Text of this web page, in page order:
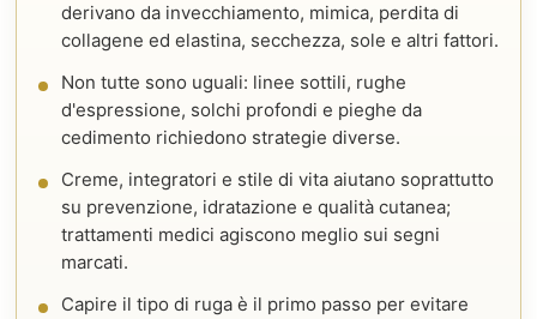
derivano da invecchiamento, mimica, perdita di
collagene ed elastina, secchezza, sole e altri fattori.
Non tutte sono uguali: linee sottili, rughe
d'espressione, solchi profondi e pieghe da
cedimento richiedono strategie diverse.
Creme, integratori e stile di vita aiutano soprattutto
su prevenzione, idratazione e qualità cutanea;
trattamenti medici agiscono meglio sui segni
marcati.
Capire il tipo di ruga è il primo passo per evitare